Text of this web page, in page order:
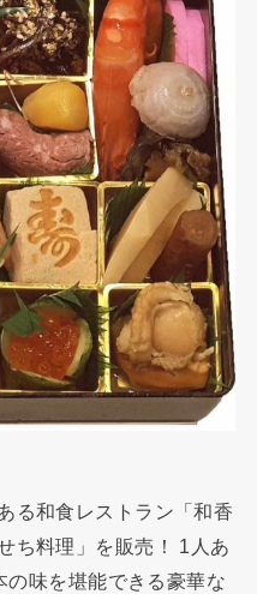
る和食レストラン「和香
ち料理」を販売！ 1人あ
味を堪能できる豪華な